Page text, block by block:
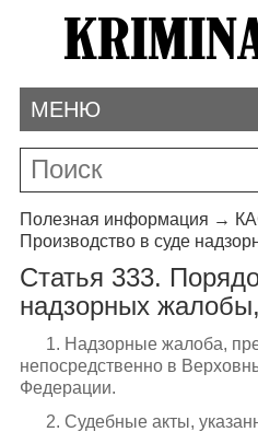
МЕНЮ
Полезная информация →
Производство в суде
Статья 333.
надзорных
1. Надзорные жалоба,
непосредственно в
Федерации.
2. Судебные акты,